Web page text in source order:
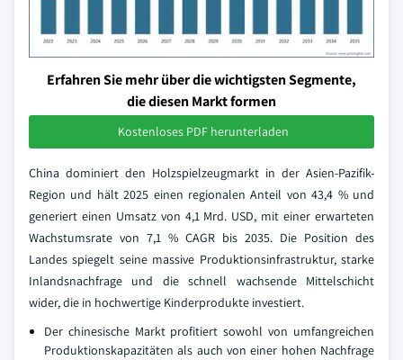
Erfahren Sie mehr über die wichtigsten Segmente,
die diesen Markt formen
Kostenloses PDF herunterladen
China dominiert den Holzspielzeugmarkt in der Asien-Pazifik-
Region und hält 2025 einen regionalen Anteil von 43,4 % und
generiert einen Umsatz von 4,1 Mrd. USD, mit einer erwarteten
Wachstumsrate von 7,1 % CAGR bis 2035. Die Position des
Landes spiegelt seine massive Produktionsinfrastruktur, starke
Inlandsnachfrage und die schnell wachsende Mittelschicht
wider, die in hochwertige Kinderprodukte investiert.
Der chinesische Markt profitiert sowohl von umfangreichen
Produktionskapazitäten als auch von einer hohen Nachfrage